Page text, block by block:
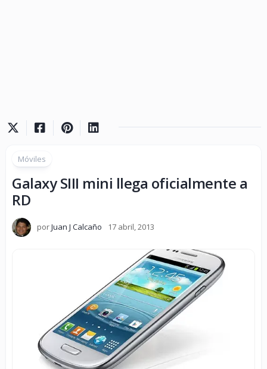
Móviles
Galaxy SIII mini llega oficialmente a
RD
porJuan J Calcaño 17 abril, 2013